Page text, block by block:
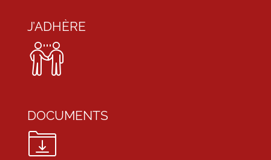
J’ADHÈRE
DOCUMENTS